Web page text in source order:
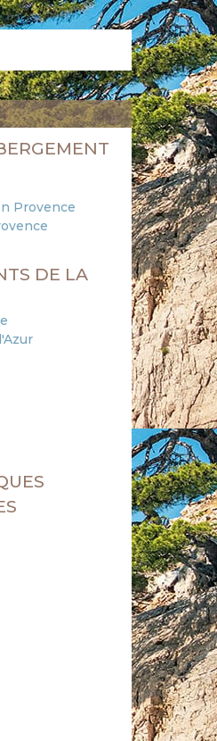
Provence
DE LA